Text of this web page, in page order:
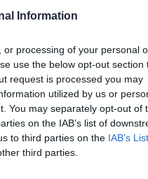
Information
processing of your personal
use the below opt-out section
request is processed you may
utilized by us or
You may separately opt-out of
on the IAB’s list of
to third parties on the IAB’s
third parties.